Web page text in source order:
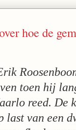
hoe de
toen hij
reed. De
van een